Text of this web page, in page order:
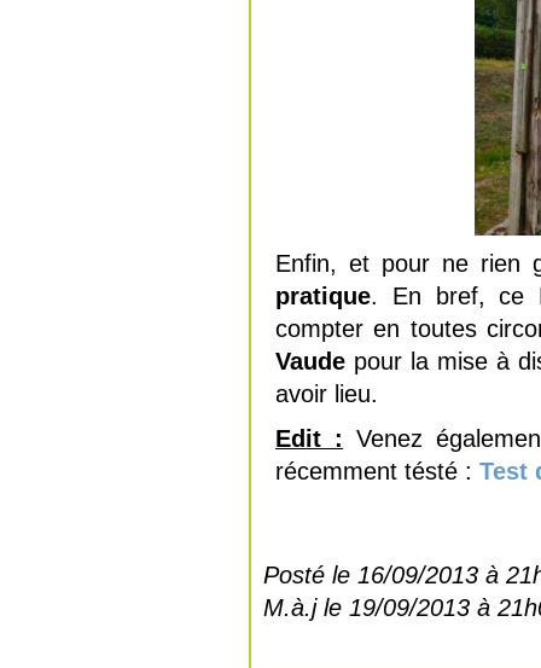
Enfin, et pour ne rien
pratique. En bref, ce
compter en toutes
Vaude pour la mise à
avoir lieu.
Edit : Venez
récemment tésté : Test
Posté le 16/09/2013 à
M.à.j le 19/09/2013 à